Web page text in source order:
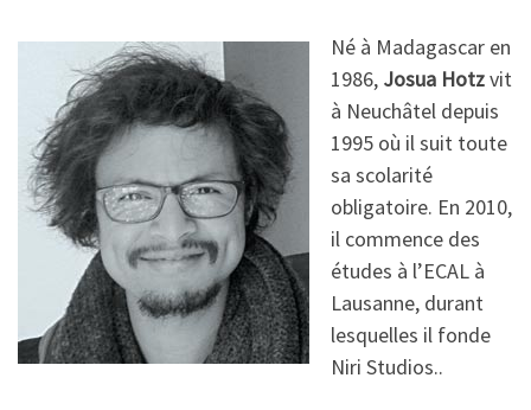
Né à Madagascar en
1986, Josua Hotzvit
à Neuchâtel depuis
1995 où il suit toute
sa scolarité
obligatoire. En 2010,
il commence des
études à l’ECAL à
Lausanne, durant
lesquelles il fonde
Niri Studios..